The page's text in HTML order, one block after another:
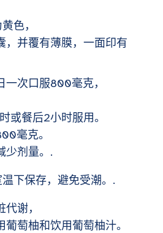
色，
，并覆有薄膜，一面印有
次口服800毫克，
或餐后2小时服用。
毫克。
少剂量。.
下保存，避免受潮。.
谢，
萄柚和饮用葡萄柚汁。